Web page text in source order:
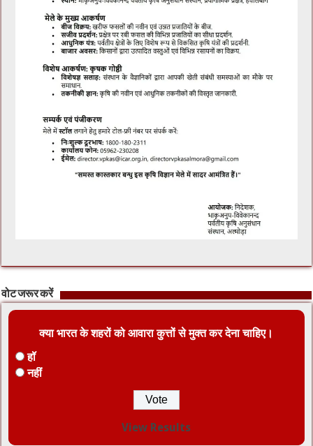
वोट जरूर करें
क्या भारत के शहरों को आवारा कुत्तों से मुक्त कर देना चाहिए।
हॉ
नहीं
View Results